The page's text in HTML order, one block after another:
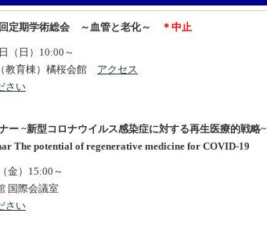
定期学術総会 ～血管と老化～ ＊中止
（日）10:00～
育棟）橘桜会館 アクセス
さい
ー ~新型コロナウイルス感染症に対する再生医療的戦略~
The potential of regenerative medicine for COVID-19
金）15:00～
国際会議室
さい